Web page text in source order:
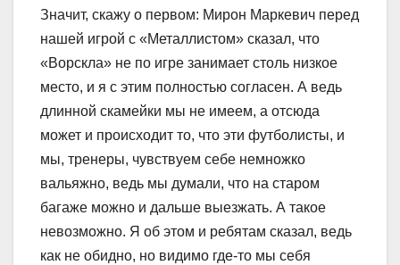
Значит, скажу о первом: Мирон Маркевич перед
нашей игрой с «Металлистом» сказал, что
«Ворскла» не по игре занимает столь низкое
место, и я с этим полностью согласен. А ведь
длинной скамейки мы не имеем, а отсюда
может и происходит то, что эти футболисты, и
мы, тренеры, чувствуем себе немножко
вальяжно, ведь мы думали, что на старом
багаже можно и дальше выезжать. А такое
невозможно. Я об этом и ребятам сказал, ведь
как не обидно, но видимо где-то мы себя